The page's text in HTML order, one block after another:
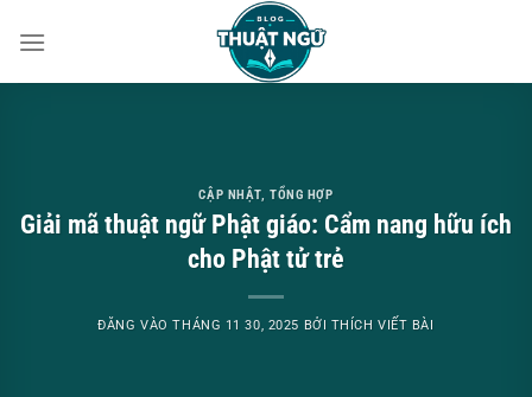
qua
CẬP NHẬT,TỔNG HỢP
Giải mã thuật ngữ Phật giáo: Cẩm nang hữu ích
cho Phật tử trẻ
ĐĂNG VÀOTHÁNG 11 30, 2025 BỞI THÍCH VIẾT BÀI